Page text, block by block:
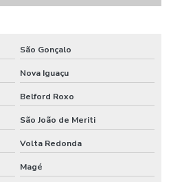
São Gonçalo
Nova Iguaçu
Belford Roxo
São João de Meriti
Volta Redonda
Magé